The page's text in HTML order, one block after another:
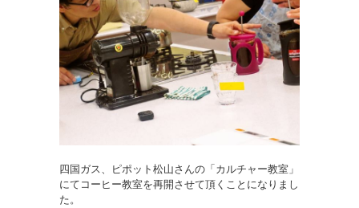
四国ガス、ピポット松山さんの「カルチャー教室」
にてコーヒー教室を再開させて頂くことになりまし
た。